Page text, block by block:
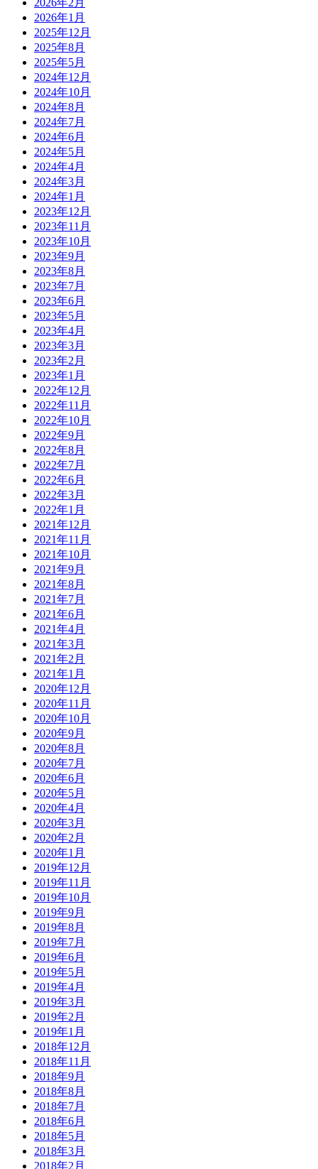
2026年1月
2025年12月
2025年8月
2025年5月
2024年12月
2024年10月
2024年8月
2024年7月
2024年6月
2024年5月
2024年4月
2024年3月
2024年1月
2023年12月
2023年11月
2023年10月
2023年9月
2023年8月
2023年7月
2023年6月
2023年5月
2023年4月
2023年3月
2023年2月
2023年1月
2022年12月
2022年11月
2022年10月
2022年9月
2022年8月
2022年7月
2022年6月
2022年3月
2022年1月
2021年12月
2021年11月
2021年10月
2021年9月
2021年8月
2021年7月
2021年6月
2021年4月
2021年3月
2021年2月
2021年1月
2020年12月
2020年11月
2020年10月
2020年9月
2020年8月
2020年7月
2020年6月
2020年5月
2020年4月
2020年3月
2020年2月
2020年1月
2019年12月
2019年11月
2019年10月
2019年9月
2019年8月
2019年7月
2019年6月
2019年5月
2019年4月
2019年3月
2019年2月
2019年1月
2018年12月
2018年11月
2018年9月
2018年8月
2018年7月
2018年6月
2018年5月
2018年3月
2018年2月